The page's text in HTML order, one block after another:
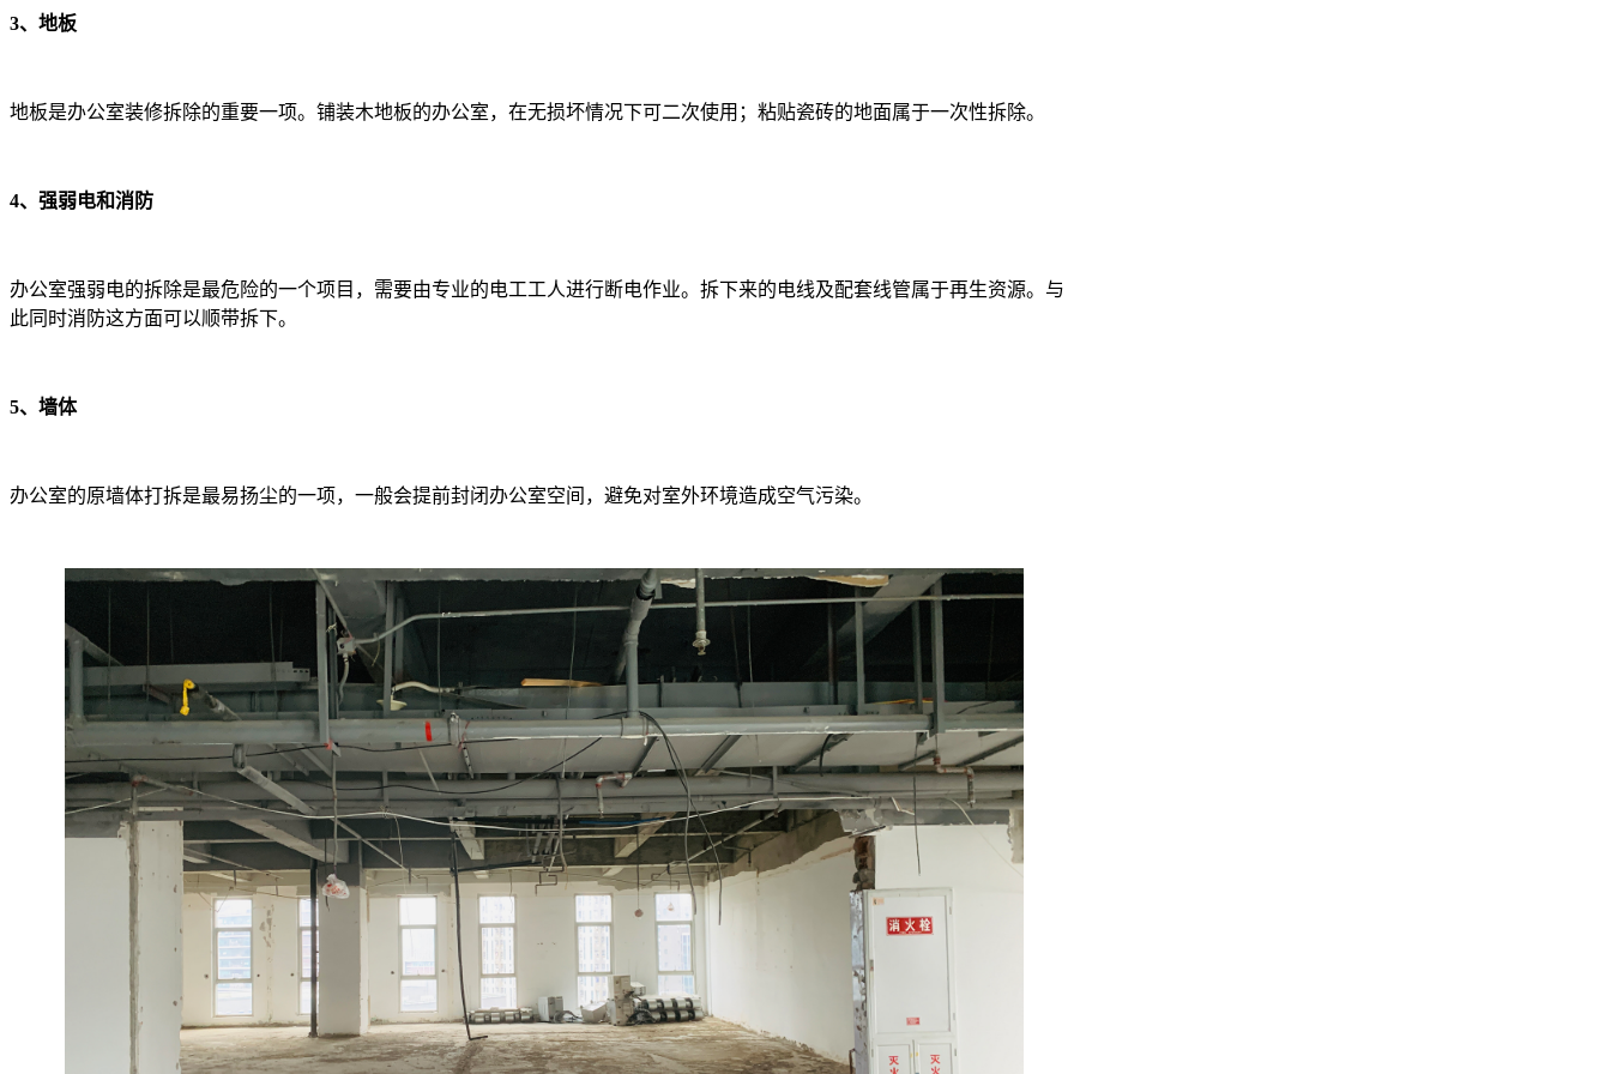
3、地板
地板是办公室装修拆除的重要一项。铺装木地板的办公室，在无损坏情况下可二次使用；粘贴瓷砖的地面属于一次性拆除。
4、强弱电和消防
办公室强弱电的拆除是最危险的一个项目，需要由专业的电工工人进行断电作业。拆下来的电线及配套线管属于再生资源。与
此同时消防这方面可以顺带拆下。
5、墙体
办公室的原墙体打拆是最易扬尘的一项，一般会提前封闭办公室空间，避免对室外环境造成空气污染。